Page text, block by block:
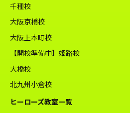
千種校
大阪京橋校
大阪上本町校
【開校準備中】姫路校
大橋校
北九州小倉校
ヒーローズ教室一覧